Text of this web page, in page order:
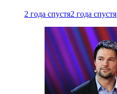
2 года спустя2 года спустя